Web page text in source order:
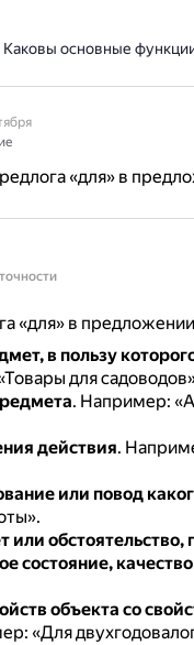
Каковы основные
«для» в
«для» в
в пользу
для
. Например:
действия.
или повод
или
состояние, качество
объекта со
«Для